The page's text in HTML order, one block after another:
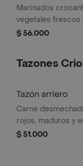
Marinados
vegetales frescos
oriental con maíz
$ 56.000
Tazones
Tazón arriero
Carne
rojos, maduros y
$ 51.000